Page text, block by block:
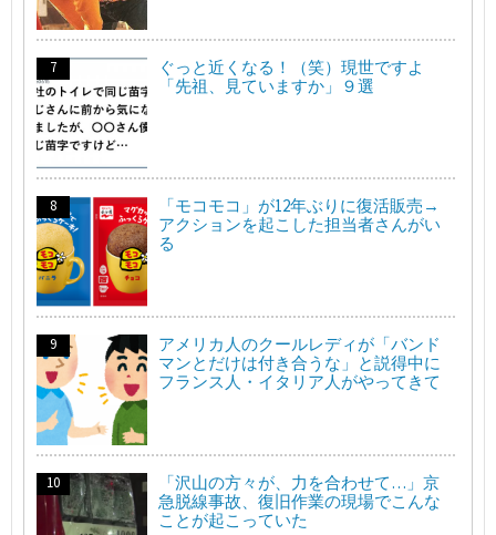
ぐっと近くなる！（笑）現世ですよ
「先祖、見ていますか」９選
「モコモコ」が12年ぶりに復活販売→
アクションを起こした担当者さんがい
る
アメリカ人のクールレディが「バンド
マンとだけは付き合うな」と説得中に
フランス人・イタリア人がやってきて
「沢山の方々が、力を合わせて…」京
急脱線事故、復旧作業の現場でこんな
ことが起こっていた